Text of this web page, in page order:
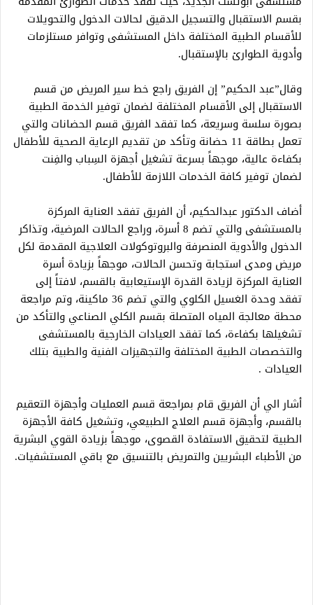
بقسم الاستقبال والتسجيل الدقيق لحالات الدخول والتحويلات
للأقسام الطبية المختلفة داخل المستشفى وتوافر مستلزمات
وأدوية الطوارئ بالإستقبال.
وقال”عبد الحكيم” إن الفريق راجع خط سير المريض من قسم
الاستقبال إلى الأقسام المختلفة لضمان توفير الخدمة الطبية
بصورة سلسة وسريعة، كما تفقد الفريق قسم الحضانات والتي
تعمل بطاقة 11 حضانة وتأكد من تقديم الرعاية الصحية للأطفال
بكفاءة عالية، موجهاً بسرعة تشغيل أجهزة السِباب والفِنت
لضمان توفير كافة الخدمات اللازمة للأطفال.
أضاف الدكتور عبدالحكيم، أن الفريق تفقد العناية المركزة
بالمستشفى والتي تضم 8 أسرة، وراجع الحالات المرضية، وتذاكر
الدخول والأدوية المنصرفة والبروتوكولات العلاجية المقدمة لكل
مريض ومدى استجابة وتحسن الحالات، موجهاً بزيادة أسرة
العناية المركزة لزيادة القدرة الإستيعابية بالقسم، لافتاً إلى
تفقد وحدة الغسيل الكلوي والتي تضم 36 ماكينة، وتم مراجعة
محطة معالجة المياه المتصلة بقسم الكلي الصناعي والتأكد من
تشغيلها بكفاءة، كما تفقد العيادات الخارجية بالمستشفى
والتخصصات الطبية المختلفة والتجهيزات الفنية والطبية بتلك
العيادات .
أشار الي أن الفريق قام بمراجعة قسم العمليات وأجهزة التعقيم
بالقسم، وأجهزة قسم العلاج الطبيعي، وتشغيل كافة الأجهزة
الطبية لتحقيق الاستفادة القصوى، موجهاً بزيادة القوي البشرية
من الأطباء البشريين والتمريض بالتنسيق مع باقي المستشفيات.